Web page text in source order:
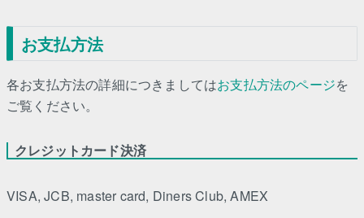
お支払方法
各お支払方法の詳細につきましてはお支払方法のページを
ご覧ください。
クレジットカード決済
VISA, JCB, master card, Diners Club, AMEX